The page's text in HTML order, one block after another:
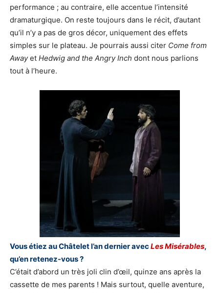
performance ; au contraire, elle accentue l’intensité
dramaturgique. On reste toujours dans le récit, d’autant
qu’il n’y a pas de gros décor, uniquement des effets
simples sur le plateau. Je pourrais aussi citer Come from
Awayet Hedwig and the Angry Inch dont nous parlions
tout à l’heure.
Vous étiez au Châtelet l’an dernier avecLes Misérables,
qu’en retenez-vous ?
C’était d’abord un très joli clin d’œil, quinze ans après la
cassette de mes parents ! Mais surtout, quelle aventure,